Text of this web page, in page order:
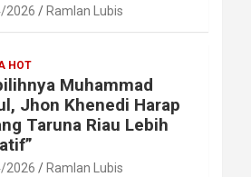
2026 Ramlan Lubis
HOT
Muhammad
Jhon Khenedi Harap
Taruna Riau Lebih
2026 Ramlan Lubis